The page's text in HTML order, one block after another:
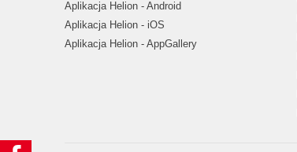
Aplikacja Helion - Android
Aplikacja Helion - iOS
Aplikacja Helion - AppGallery